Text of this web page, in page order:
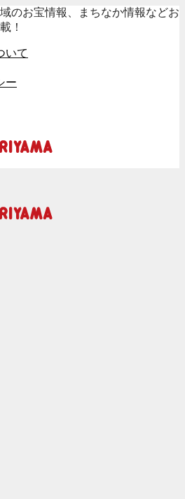
のお宝情報、まちなか情報などお
！
いて
ー